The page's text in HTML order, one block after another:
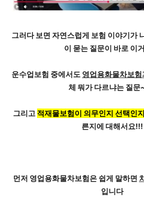
그러다 보면 자연스럽게 보험 이야기가
이 묻는 질문이 바로 이
운수업보험 중에서도 영업용화물차보
체 뭐가 다르냐는 질문
그리고 적재물보험이 의무인지 선택인지
른지에 대해서요!!!
먼저 영업용화물차보험은 쉽게 말하면
입니다